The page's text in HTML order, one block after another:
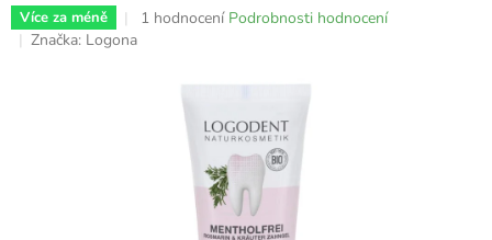
Více za méně
Průměrné
hvězdiček.
1 hodnocení Podrobnosti hodnocení
Značka: Logona